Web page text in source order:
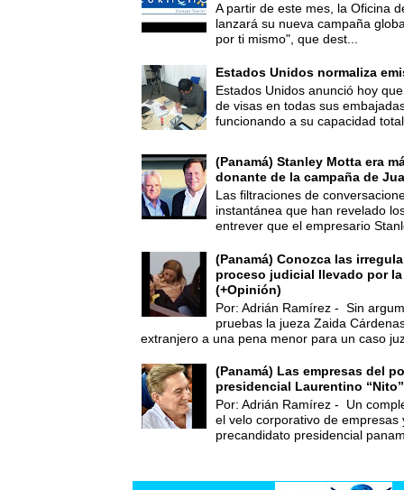
A partir de este mes, la Oficina
lanzará su nueva campaña
por ti mismo", que dest...
Estados Unidos normaliza
Estados Unidos anunció hoy
de visas en todas sus
funcionando a su capacidad
(Panamá) Stanley Motta era
donante de la campaña de
Las filtraciones de
instantánea que han revelado
entrever que el empresario
(Panamá) Conozca las
proceso judicial llevado por
(+Opinión)
Por: Adrián Ramírez - Sin
pruebas la jueza Zaida
extranjero a una pena menor para un caso
(Panamá) Las empresas del
presidencial Laurentino
Por: Adrián Ramírez - Un
el velo corporativo de empresas
precandidato presidencial